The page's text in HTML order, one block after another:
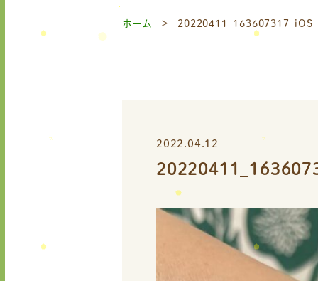
ホーム 20220411_163607317_iOS
2022.04.12